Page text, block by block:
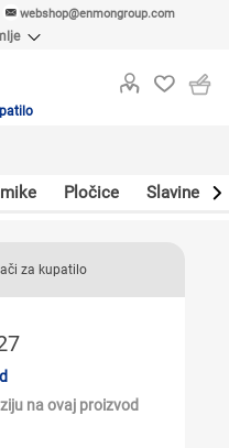
webshop@enmongroup.com
Pločice Slavine
za kupatilo
na ovaj proizvod